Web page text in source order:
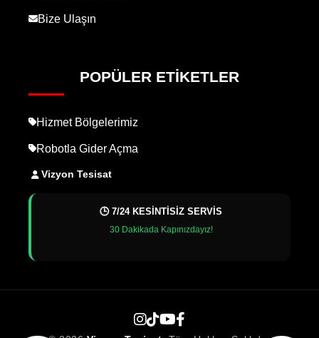
Bize Ulaşın
POPÜLER ETIKETLER
Hizmet Bölgelerimiz
Robotla Gider Açma
Vizyon Tesisat
🕒 7/24 KESİNTİSİZ SERVİS
30 Dakikada Kapınızdayız!